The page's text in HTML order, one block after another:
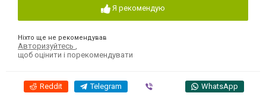
Я рекомендую
Ніхто ще не рекомендував
Авторизуйтесь
щоб оцінити і порекомендувати
Reddit Telegram WhatsApp